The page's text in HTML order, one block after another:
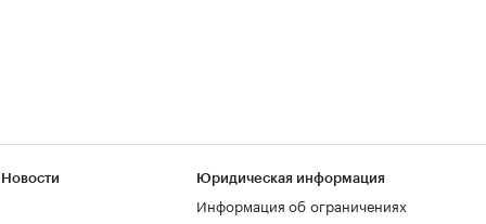
Юридическая информация
Информация об ограничениях